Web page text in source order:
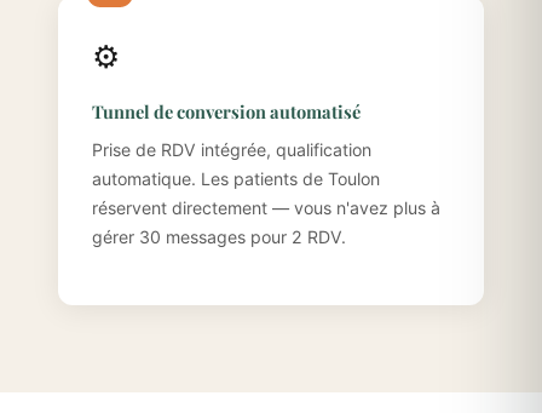
⚙️
Tunnel de conversion automatisé
Prise de RDV intégrée, qualification
automatique. Les patients de Toulon
réservent directement — vous n'avez plus à
gérer 30 messages pour 2 RDV.